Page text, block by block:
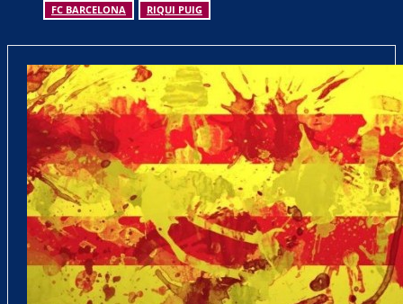
FC BARCELONA RIQUI PUIG